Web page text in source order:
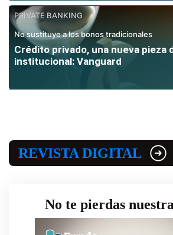
PRIVATE BANKING
No sustituye a los bonos tradicionales
Crédito privado, una nueva pieza
institucional: Vanguard
REVISTA DIGITAL
No te pierdas